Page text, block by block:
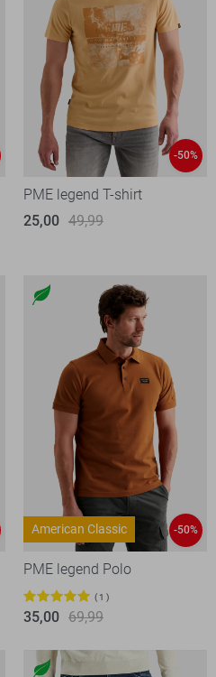
-50%
PME legend T-shirt
25,00 49,99
American Classic -50%
PME legend Polo
1
35,00 69,99